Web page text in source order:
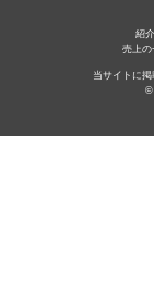
紹
売上の
当サイトに
©